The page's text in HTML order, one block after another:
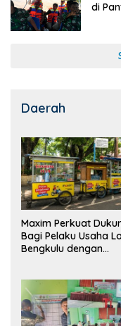
di
Daerah
Maxim Perkuat
Bagi Pelaku Usaha
Bengkulu dengan
Pasar